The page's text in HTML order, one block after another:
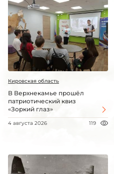
Кировская область
В Верхнекамье прошёл
патриотический квиз
«Зоркий глаз»
4 августа 2026 119